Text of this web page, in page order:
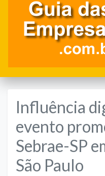
Influência
evento
Sebrae-SP
São Paulo